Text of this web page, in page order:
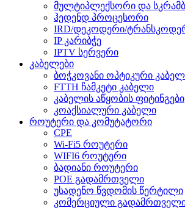
მულტიპლექსორი და
ჰედენდ პროცესორი
IRD/დეკოდერი/
IP კარიბჭე
IPTV სერვერი
კაბელები
ბოჭკოვანი ოპტიკური
FTTH ჩამკეტი კაბელი
კაბელის აწყობის ფიტინგები
კოაქსიალური კაბელი
როუტერი და კომუტატორი
CPE
Wi-Fi5 როუტერი
WIFI6 როუტერი
ბადიანი როუტერი
POE გადამრთველი
უსადენო წვდომის წერტილი
კომერციული